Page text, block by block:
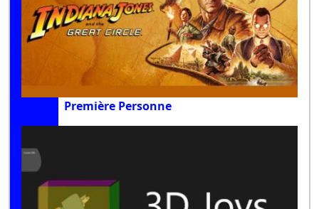
Première Personne